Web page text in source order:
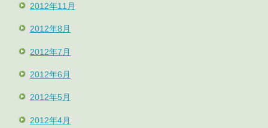
2012年11月
2012年8月
2012年7月
2012年6月
2012年5月
2012年4月